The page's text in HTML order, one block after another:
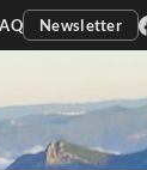
Newsletter